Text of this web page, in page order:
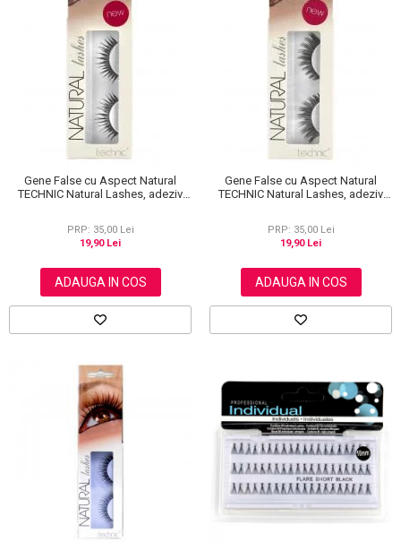
Scrub / Balsam de buze
Netestate pe Animale
Gene False cu Aspect Natural
TECHNIC Natural Lashes, adeziv
PRP: 35,00 Lei
19,90 Lei
ADAUGA IN COS
Gene False cu Aspect Natural
TECHNIC Natural Lashes, adeziv
PRP: 35,00 Lei
19,90 Lei
ADAUGA IN COS